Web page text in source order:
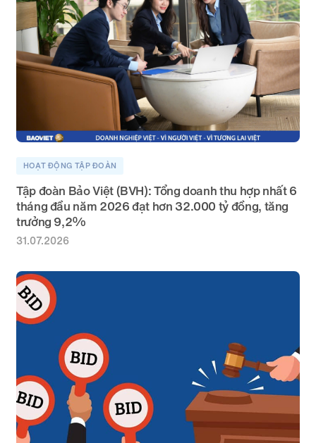
HOẠT ĐỘNG TẬP ĐOÀN
Tập đoàn Bảo Việt (BVH): Tổng doanh thu hợp nhất 6
tháng đầu năm 2026 đạt hơn 32.000 tỷ đồng, tăng
trưởng 9,2%
31.07.2026